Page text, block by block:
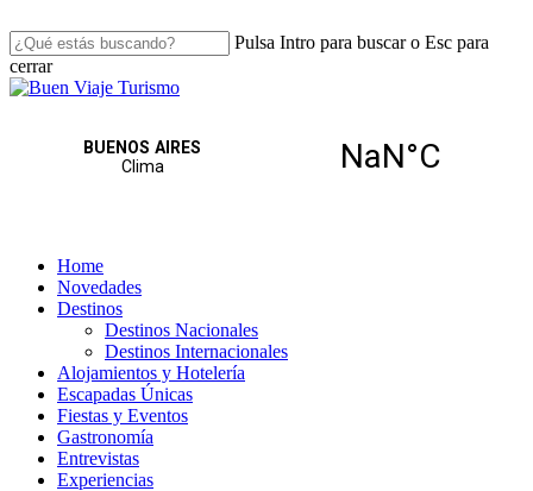
to
main
content
Pulsa Intro para buscar o Esc para
cerrar
Close
search
Menu
Home
Novedades
Destinos
Destinos Nacionales
Destinos Internacionales
Alojamientos y Hotelería
Escapadas Únicas
Fiestas y Eventos
Gastronomía
Entrevistas
Experiencias